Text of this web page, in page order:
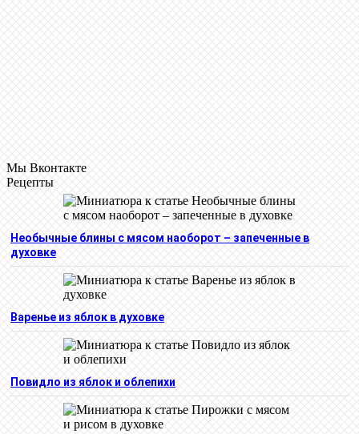
Мы Вконтакте
Рецепты
Необычные блины с мясом наоборот – запеченные в
духовке
Варенье из яблок в духовке
Повидло из яблок и облепихи